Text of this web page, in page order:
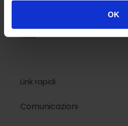
OK
Kids
Link rapidi
Comunicazioni